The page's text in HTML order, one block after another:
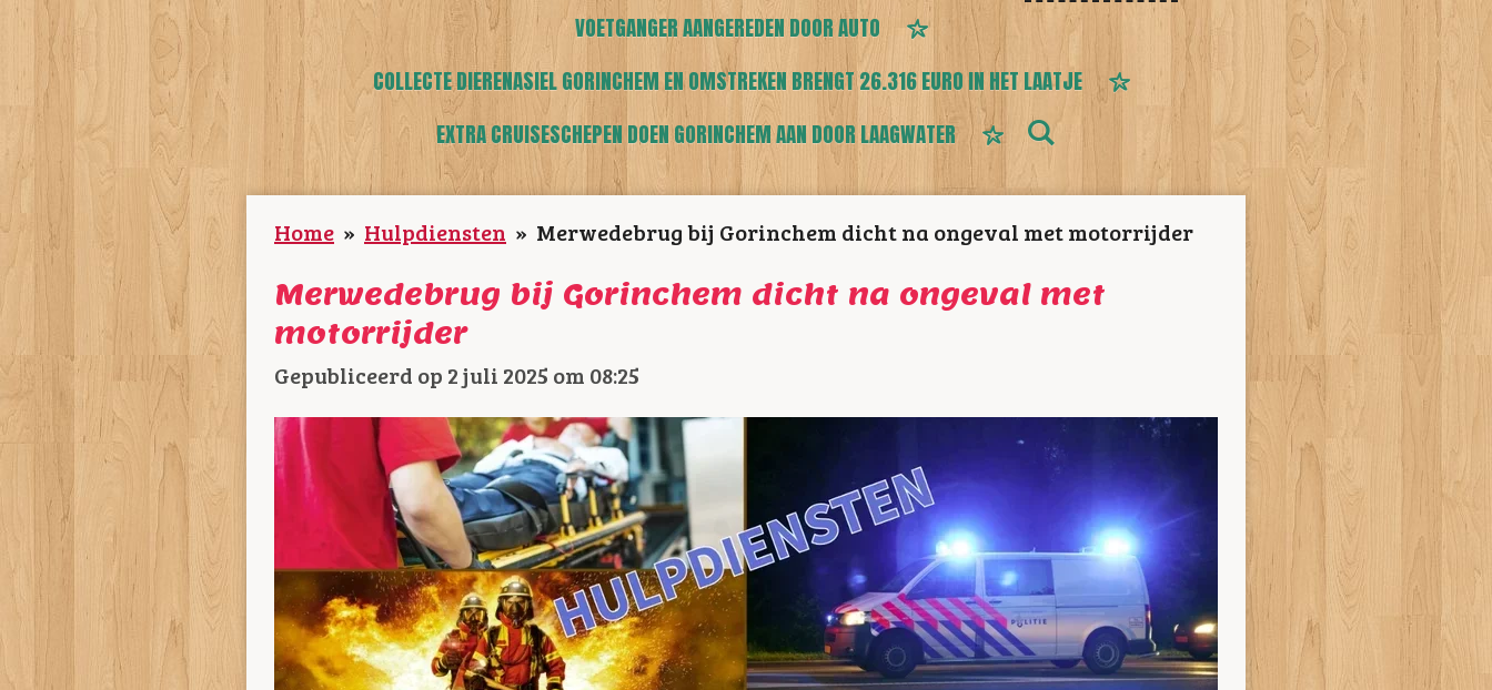
VOETGANGER AANGEREDEN DOOR AUTO
COLLECTE DIERENASIEL GORINCHEM EN OMSTREKEN BRENGT 26.316 EURO IN HET LAATJE
EXTRA CRUISESCHEPEN DOEN GORINCHEM AAN DOOR LAAGWATER
Home » Hulpdiensten » Merwedebrug bij Gorinchem dicht na ongeval met motorrijder
Merwedebrug bij Gorinchem dicht na ongeval met
motorrijder
Gepubliceerd op 2 juli 2025 om 08:25